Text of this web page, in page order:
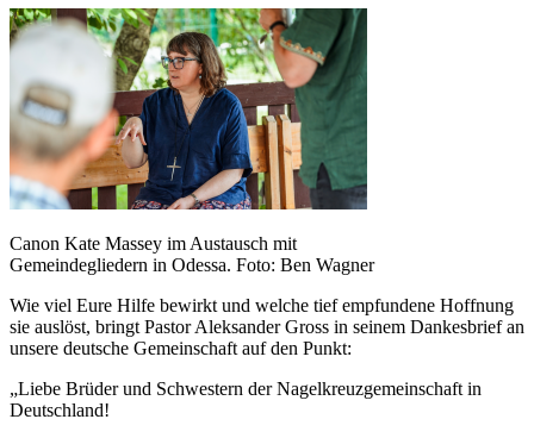
Canon Kate Massey im Austausch mit
Gemeindegliedern in Odessa. Foto: Ben Wagner
Wie viel Eure Hilfe bewirkt und welche tief empfundene Hoffnung
sie auslöst, bringt Pastor Aleksander Gross in seinem Dankesbrief an
unsere deutsche Gemeinschaft auf den Punkt:
„Liebe Brüder und Schwestern der Nagelkreuzgemeinschaft in
Deutschland!